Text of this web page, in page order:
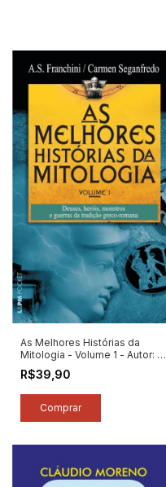
As Melhores Histórias da
Mitologia - Volume 1 - Autor: A.
S. Franchini / Carmen
Seganfredo (2025) [novo]
R$39,90